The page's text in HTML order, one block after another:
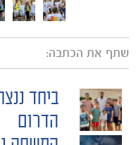
שתף את הכתבה:
POST
ביחד
הדרום